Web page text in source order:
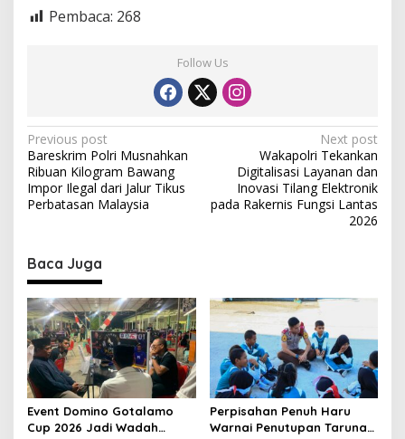
Pembaca: 268
Follow Us
P
o
s
t
a
v
i
g
a
t
i
Previous post
Bareskrim Polri Musnahkan
Ribuan Kilogram Bawang
Impor Ilegal dari Jalur Tikus
Perbatasan Malaysia
Next post
Wakapolri Tekankan
Digitalisasi Layanan dan
Inovasi Tilang Elektronik
pada Rakernis Fungsi Lantas
2026
Baca Juga
Event Domino Gotalamo
Cup 2026 Jadi Wadah
Perpisahan Penuh Haru
Warnai Penutupan Taruna